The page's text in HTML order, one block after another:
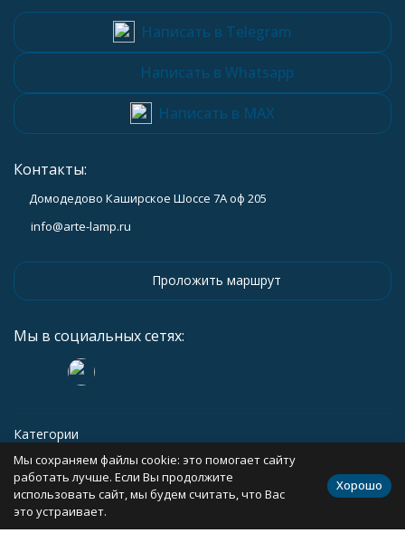
Написать в Telegram
Написать в Whatsapp
Написать в MAX
Контакты:
Домодедово Каширское Шоссе 7А оф 205
info@arte-lamp.ru
Проложить маршрут
Мы в социальных сетях:
Категории
Информация
Мы сохраняем файлы cookie: это помогает сайту
работать лучше. Если Вы продолжите
использовать сайт, мы будем считать, что Вас
это устраивает.
Хорошо